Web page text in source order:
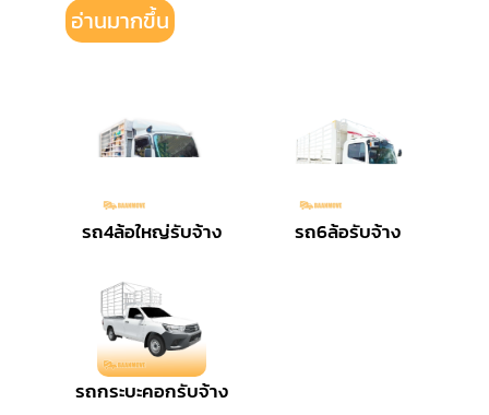
อ่านมากขึ้น
รถ4ล้อใหญ่รับจ้าง รถ6ล้อรับจ้าง
รถกระบะคอกรับจ้าง